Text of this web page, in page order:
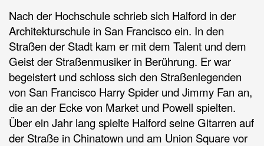
Nach der Hochschule schrieb sich Halford in der
Architekturschule in San Francisco ein. In den
Straßen der Stadt kam er mit dem Talent und dem
Geist der Straßenmusiker in Berührung. Er war
begeistert und schloss sich den Straßenlegenden
von San Francisco Harry Spider und Jimmy Fan an,
die an der Ecke von Market und Powell spielten.
Über ein Jahr lang spielte Halford seine Gitarren auf
der Straße in Chinatown und am Union Square vor